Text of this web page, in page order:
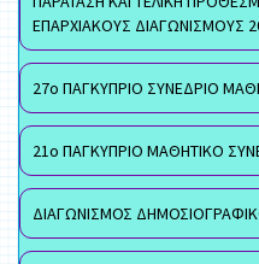
ΕΠΑΡΧΙΑΚΟΥΣ ΔΙΑΓΩΝΙΣΜΟΥΣ
27ο ΠΑΓΚΥΠΡΙΟ ΣΥΝΕΔΡΙΟ
21ο ΠΑΓΚΥΠΡΙΟ ΜΑΘΗΤΙΚΟ
ΔΙΑΓΩΝΙΣΜΟΣ